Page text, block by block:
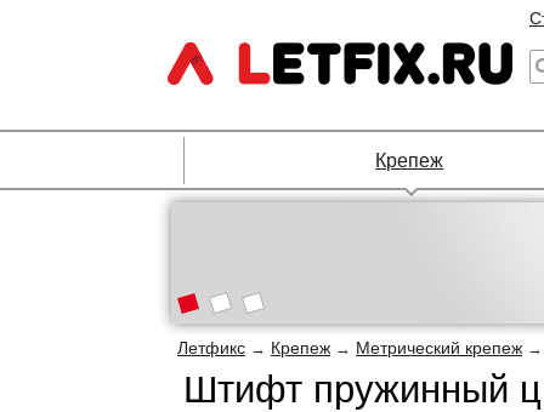
Крепеж
Летфикс → Крепеж → Метрический крепеж
Штифт пружинный